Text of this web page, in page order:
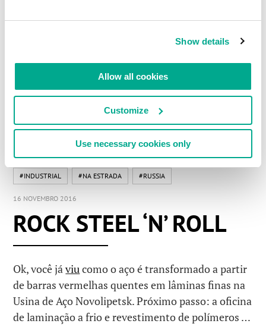
Show details
Allow all cookies
Customize
Use necessary cookies only
#INDUSTRIAL #NA ESTRADA #RUSSIA
16 NOVEMBRO 2016
ROCK STEEL ‘N’ ROLL
Ok, você jáviucomo o aço é transformado a partir
de barras vermelhas quentes em lâminas finas na
Usina de Aço Novolipetsk. Próximo passo: a oficina
de laminação a frio e revestimento de polímeros …